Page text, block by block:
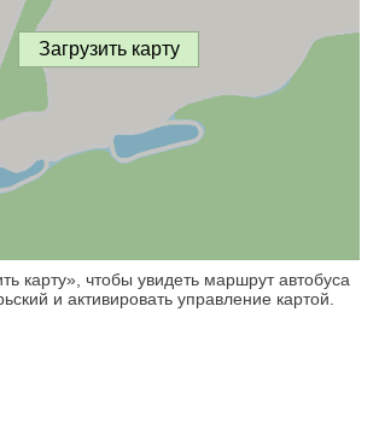
Загрузить карту
карту», чтобы увидеть маршрут автобуса
и активировать управление картой.